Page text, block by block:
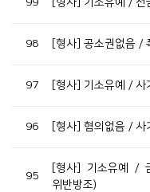
98 [형사] 공소권없음 /
97 [형사] 기소유예 / 사
96 [형사] 혐의없음 / 사
95
[형사] 기소유예 /
위반방조)